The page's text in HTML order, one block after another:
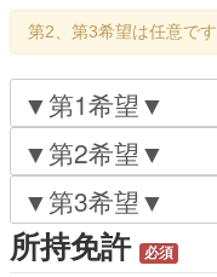
第2、第3希望は任意です
所持免許 必須